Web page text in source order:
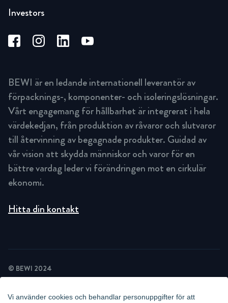
Vi använder cookies och behandlar personuppgifter för att
Investors
BEWI är en ledande internationell leverantör av
förpacknings-, komponenter- och isoleringslösningar.
Vårt engagemang för hållbarhet är integrerat i hela
värdekedjan, från produktion av råvaror och slutvaror
till återvinning av begagnade produkter. Guidad av
vår vision att skydda människor och varor för en
bättre vardag leder vi förändringen mot en cirkulär
ekonomi.
Hitta din kontakt
© BEWI 2024
INTEGRITETSPOLICY